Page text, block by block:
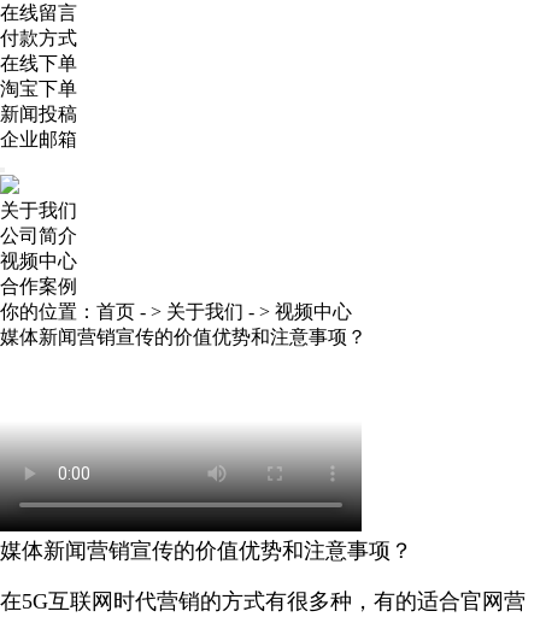
在线留言
付款方式
在线下单
淘宝下单
新闻投稿
企业邮箱
关于我们
公司简介
视频中心
合作案例
你的位置： 首页 - > 关于我们 - > 视频中心
媒体新闻营销宣传的价值优势和注意事项？
媒体新闻营销宣传的价值优势和注意事项？
在5G互联网时代营销的方式有很多种，有的适合官网营